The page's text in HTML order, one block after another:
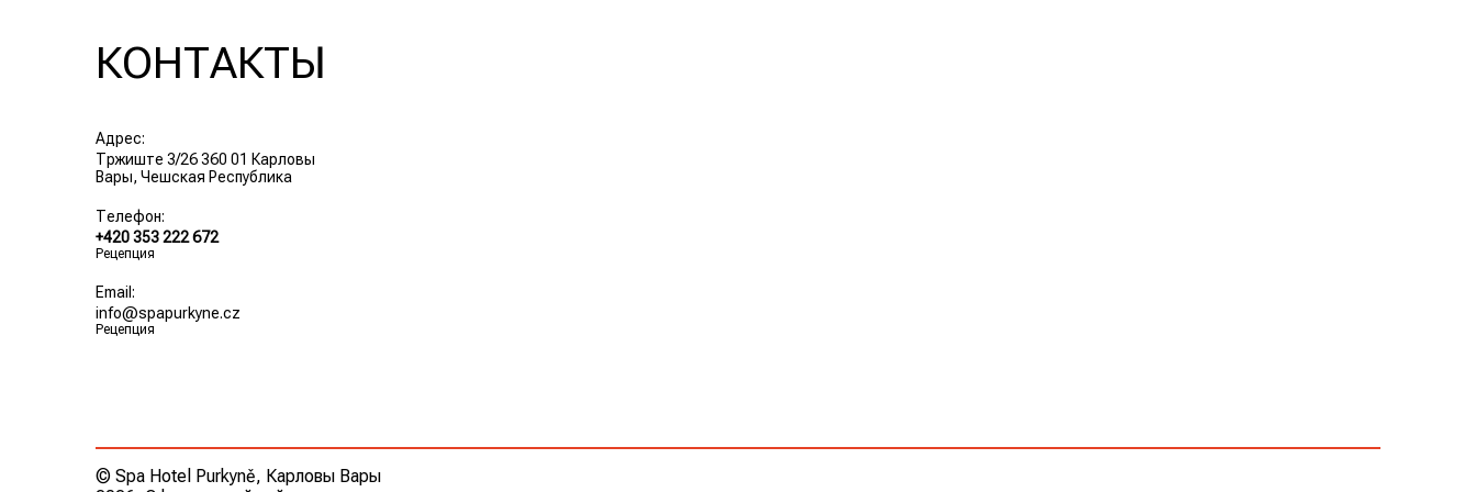
КОНТАКТЫ
Адрес:
Тржиште 3/26 360 01 Карловы
Вары, Чешская Республика
Телефон:
+420 353 222 672
Рецепция
Email:
info@spapurkyne.cz
Рецепция
© Spa Hotel Purkyně, Карловы Вары